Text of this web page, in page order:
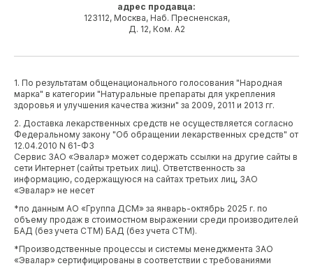
адрес продавца:
123112, Москва, Наб. Пресненская,
Д. 12, Ком. А2
1. По результатам общенационального голосования "Народная
марка" в категории "Натуральные препараты для укрепления
здоровья и улучшения качества жизни" за 2009, 2011 и 2013 гг.
2. Доставка лекарственных средств не осуществляется согласно
Федеральному закону "Об обращении лекарственных средств" от
12.04.2010 N 61-ФЗ
Сервис ЗАО «Эвалар» может содержать ссылки на другие сайты в
сети Интернет (сайты третьих лиц). Ответственность за
информацию, содержащуюся на сайтах третьих лиц, ЗАО
«Эвалар» не несет
*по данным АО «Группа ДСМ» за январь-октябрь 2025 г. по
объему продаж в стоимостном выражении среди производителей
БАД (без учета СТМ) БАД (без учета СТМ).
*Производственные процессы и системы менеджмента ЗАО
«Эвалар» сертифицированы в соответствии с требованиями